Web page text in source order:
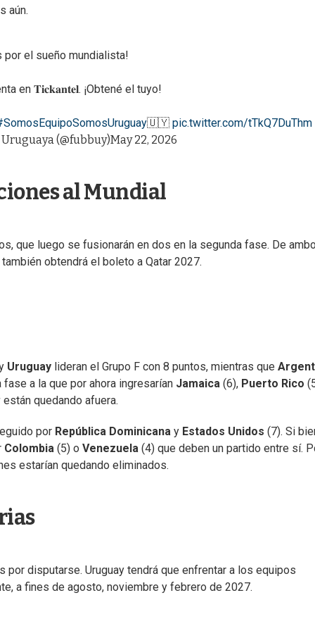
aún.
por el sueño mundialista!
en 𝐓𝐢𝐜𝐤𝐚𝐧𝐭𝐞𝐥. ¡Obtené el tuyo!
🇺🇾 pic.twitter.com/tTkQ7DuThm
(@fubbuy)May 22, 2026
al Mundial
que luego se fusionarán en dos en la segunda fase. De
obtendrá el boleto a Qatar 2027.
Uruguay lideran el Grupo F con 8 puntos, mientras que
a la que por ahora ingresarían Jamaica (6), Puerto Rico
quedando afuera.
por República Dominicana y Estados Unidos (7). Si
Colombia (5) o Venezuela (4) que deben un partido entre sí.
estarían quedando eliminados.
por disputarse. Uruguay tendrá que enfrentar a los equipos
a fines de agosto, noviembre y febrero de 2027.